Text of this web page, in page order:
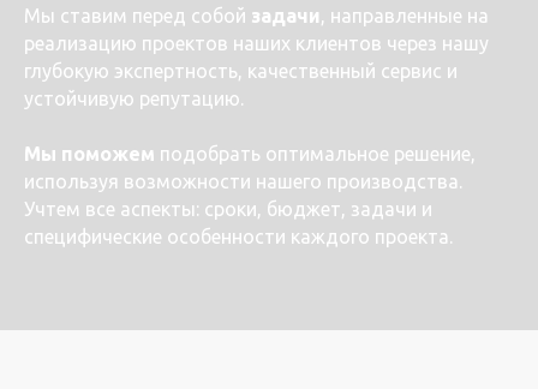
Мы ставим перед собой задачи, направленные на
реализацию проектов наших клиентов через нашу
глубокую экспертность, качественный сервис и
устойчивую репутацию.
Мы поможем подобрать оптимальное решение,
используя возможности нашего производства.
Учтем все аспекты: сроки, бюджет, задачи и
специфические особенности каждого проекта.